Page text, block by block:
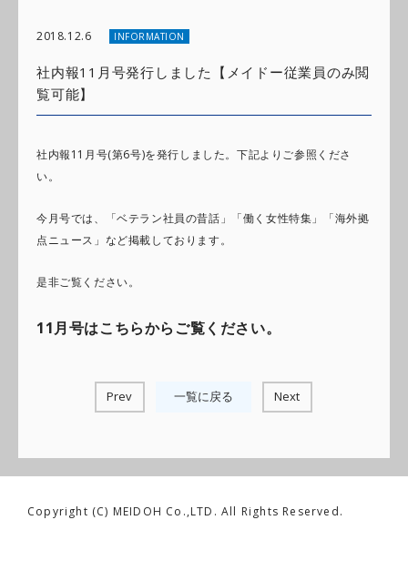
2018.12.6 INFORMATION
社内報11月号発行しました【メイドー従業員のみ閲
覧可能】
社内報11月号(第6号)を発行しました。下記よりご参照くださ
い。
今月号では、「ベテラン社員の昔話」「働く女性特集」「海外拠
点ニュース」など掲載しております。
是非ご覧ください。
11月号はこちらからご覧ください。
Prev 一覧に戻る Next
Copyright (C) MEIDOH Co.,LTD. All Rights Reserved.